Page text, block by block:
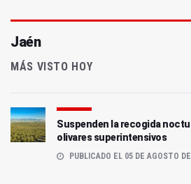
Jaén
MÁS VISTO HOY
Suspenden la recogida
olivares superintensivos
PUBLICADO EL 05 DE AGOSTO